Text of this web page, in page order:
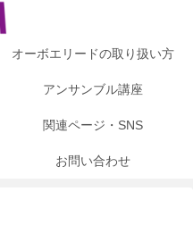
オーボエリードの取り扱い方
アンサンブル講座
関連ページ・SNS
お問い合わせ